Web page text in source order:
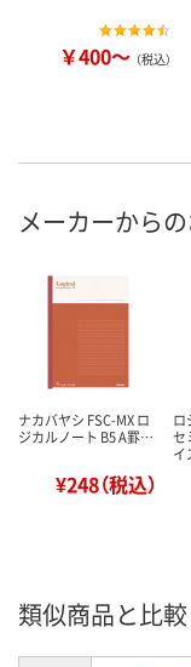
￥400～ （税込）
メーカーから
ナカバヤシ FSC-MX ロ
ジカルノート B5 A罫…
¥248（税込）
ロ
セ
類似商品と比較